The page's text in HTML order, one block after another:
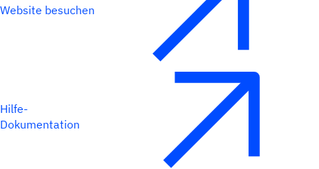
Website besuchen
Hilfe-
Dokumentation